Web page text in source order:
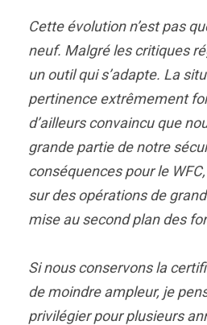
Cette évolution n’est pas
neuf. Malgré les critiques
un outil qui s’adapte. La
pertinence extrêmement
d’ailleurs convaincu que
grande partie de notre
conséquences pour le
sur des opérations de
mise au second plan des
Si nous conservons la
de moindre ampleur, je
privilégier pour plusieurs